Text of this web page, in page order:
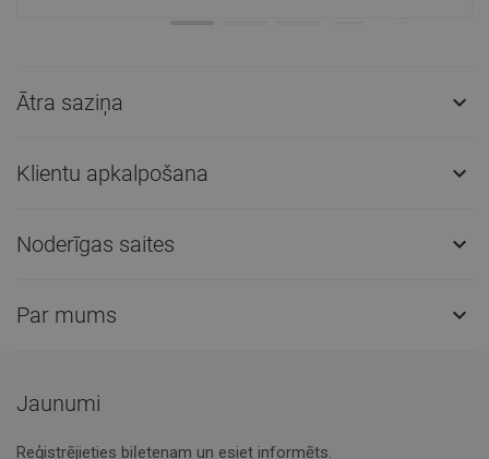
Ātra saziņa 
Klientu apkalpošana 
Noderīgas saites 
Par mums 
Jaunumi
Reģistrējieties biļetenam un esiet informēts.